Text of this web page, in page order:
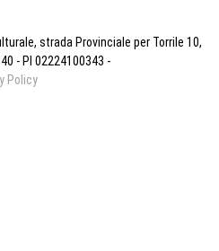
strada Provinciale per Torrile 10,
- PI 02224100343 -
Policy